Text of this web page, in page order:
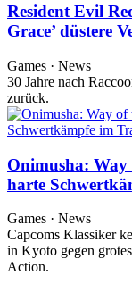
Resident Evil
Grace’ düstere
Games · News
30 Jahre nach
zurück.
Onimusha:
harte
Games · News
Capcoms Klassiker
in Kyoto gegen
Action.